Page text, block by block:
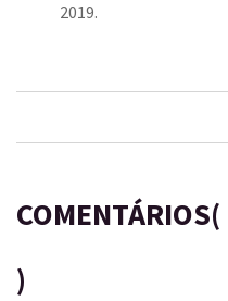
2019.
COMENTÁRIOS(
)